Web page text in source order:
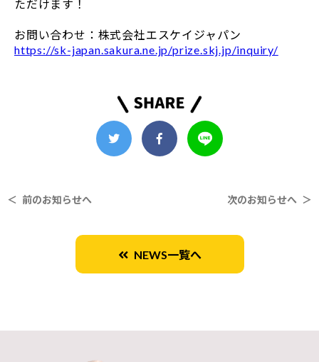
ただけます！
お問い合わせ：株式会社エスケイジャパン
https://sk-japan.sakura.ne.jp/prize.skj.jp/inquiry/
＜ 前のお知らせへ 次のお知らせへ ＞
NEWS一覧へ